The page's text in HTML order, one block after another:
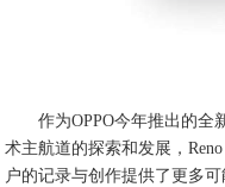
作为OPPO今年推出的全
术主航道的探索和发展，
户的记录与创作提供了更多